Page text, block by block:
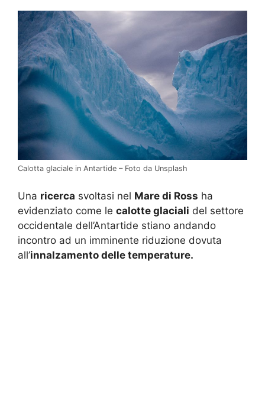
Calotta glaciale in Antartide – Foto da Unsplash
Una ricerca svoltasi nel Mare di Ross ha
evidenziato come le calotte glaciali del settore
occidentale dell’Antartide stiano andando
incontro ad un imminente riduzione dovuta
all’innalzamento delle temperature.